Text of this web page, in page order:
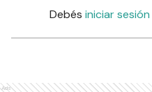
Debés iniciar sesión
Ads